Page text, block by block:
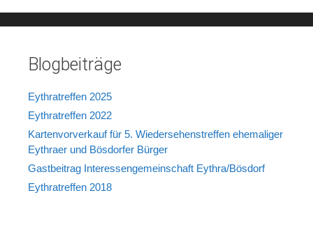
Blogbeiträge
Eythratreffen 2025
Eythratreffen 2022
Kartenvorverkauf für 5. Wiedersehenstreffen ehemaliger
Eythraer und Bösdorfer Bürger
Gastbeitrag Interessengemeinschaft Eythra/Bösdorf
Eythratreffen 2018